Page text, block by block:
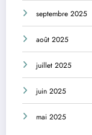
septembre 2025
août 2025
juillet 2025
juin 2025
mai 2025